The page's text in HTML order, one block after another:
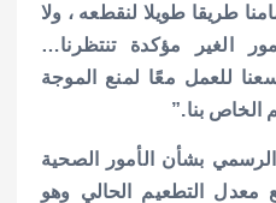
طريقا طويلا لنقطعه ، ولا
الغير مؤكدة تنتظرنا…
للعمل معًا لمنع الموجة
الخاص بنا.”
بشأن الأمور الصحية
التطعيم الحالي وهو